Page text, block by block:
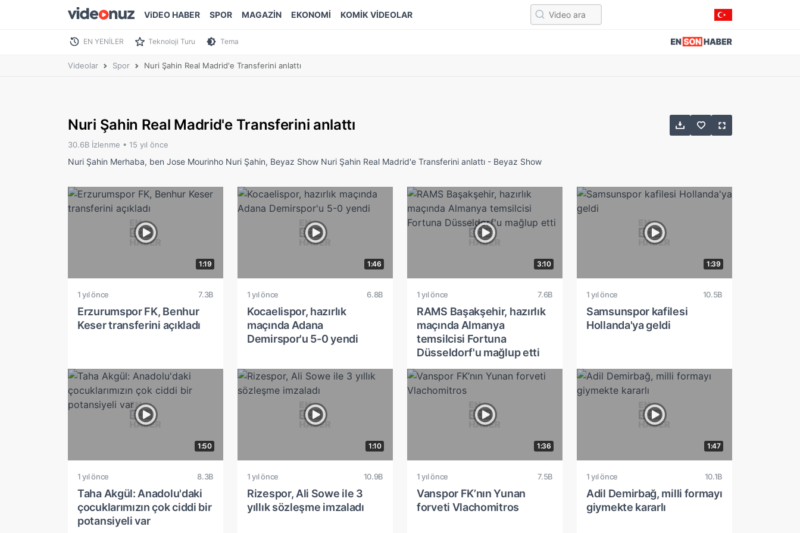
ViDEO HABER SPOR MAGAZİN EKONOMİ KOMİK VİDEOLAR
EN YENİLER Teknoloji Turu Tema
Videolar Spor Nuri Şahin Real Madrid'e Transferini anlattı
Nuri Şahin Real Madrid'e Transferini anlattı
30.6B İzlenme • 15 yıl önce
Nuri Şahin Merhaba, ben Jose Mourinho Nuri Şahin, Beyaz Show Nuri Şahin Real Madrid'e Transferini anlattı - Beyaz Show
1:19
1 yıl önce 7.3B
Erzurumspor FK, Benhur
Keser transferini açıkladı
1:46
1 yıl önce 6.8B
Kocaelispor, hazırlık
maçında Adana
Demirspor'u 5-0 yendi
3:10
1 yıl önce 7.6B
RAMS Başakşehir, hazırlık
maçında Almanya
temsilcisi Fortuna
Düsseldorf'u mağlup etti
1:39
1 yıl önce 10.5B
Samsunspor kafilesi
Hollanda'ya geldi
1:50
1 yıl önce 8.3B
Taha Akgül: Anadolu'daki
çocuklarımızın çok ciddi bir
potansiyeli var
1:10
1 yıl önce 10.9B
Rizespor, Ali Sowe ile 3
yıllık sözleşme imzaladı
1:36
1 yıl önce 7.5B
Vanspor FK’nın Yunan
forveti Vlachomitros
1:47
1 yıl önce 10.1B
Adil Demirbağ, milli formayı
giymekte kararlı